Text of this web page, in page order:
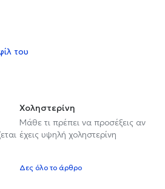
του
Χοληστερίνη
Μάθε τι πρέπει να προσέξεις αν
έχεις υψηλή χοληστερίνη
Δες όλο το άρθρο